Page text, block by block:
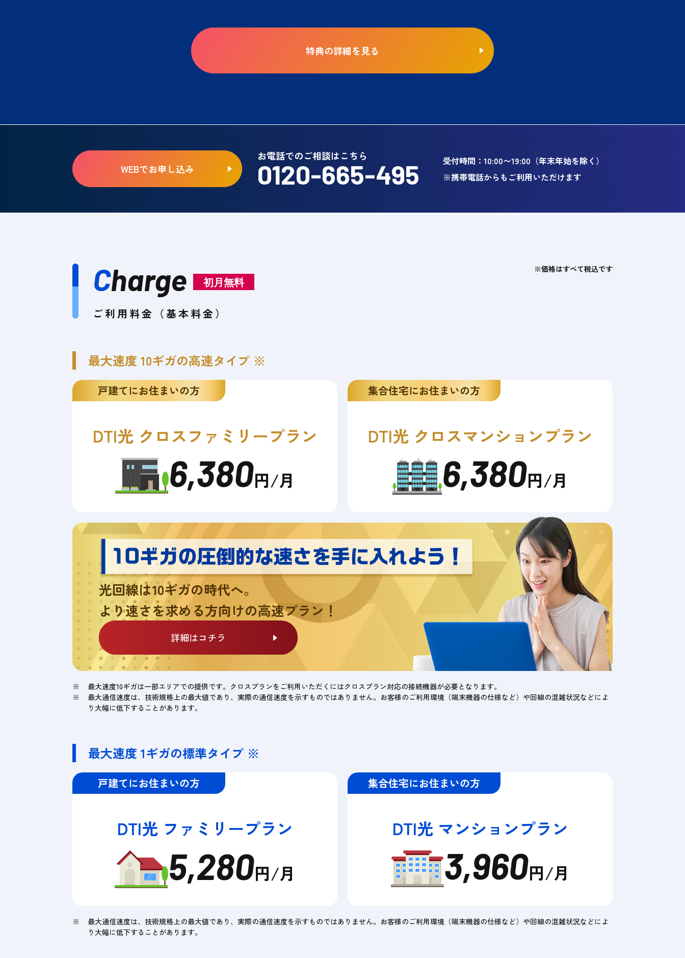
特典の詳細を見る
WEBでお申し込み
お電話でのご相談はこちら
0120-665-495
受付時間：10:00〜19:00（年末年始を除く）
※携帯電話からもご利用いただけます
Charge 初月無料
ご利用料金（基本料金）
※価格はすべて税込です
最大速度 10ギガの高速タイプ ※
戸建てにお住まいの方
DTI光 クロスファミリープラン
6,380円/月
集合住宅にお住まいの方
DTI光 クロスマンションプラン
6,380円/月
光回線は10ギガの時代へ。
より速さを求める方向けの高速プラン！
詳細はコチラ
最大速度10ギガは一部エリアでの提供です。クロスプランをご利用いただくにはクロスプラン対応の接続機器が必要となります。
最大通信速度は、技術規格上の最大値であり、実際の通信速度を示すものではありません。お客様のご利用環境（端末機器の仕様など）や回線の混雑状況などによ
り大幅に低下することがあります。
最大速度 1ギガの標準タイプ ※
戸建てにお住まいの方
DTI光 ファミリープラン
5,280円/月
集合住宅にお住まいの方
DTI光 マンションプラン
3,960円/月
最大通信速度は、技術規格上の最大値であり、実際の通信速度を示すものではありません。お客様のご利用環境（端末機器の仕様など）や回線の混雑状況などによ
り大幅に低下することがあります。